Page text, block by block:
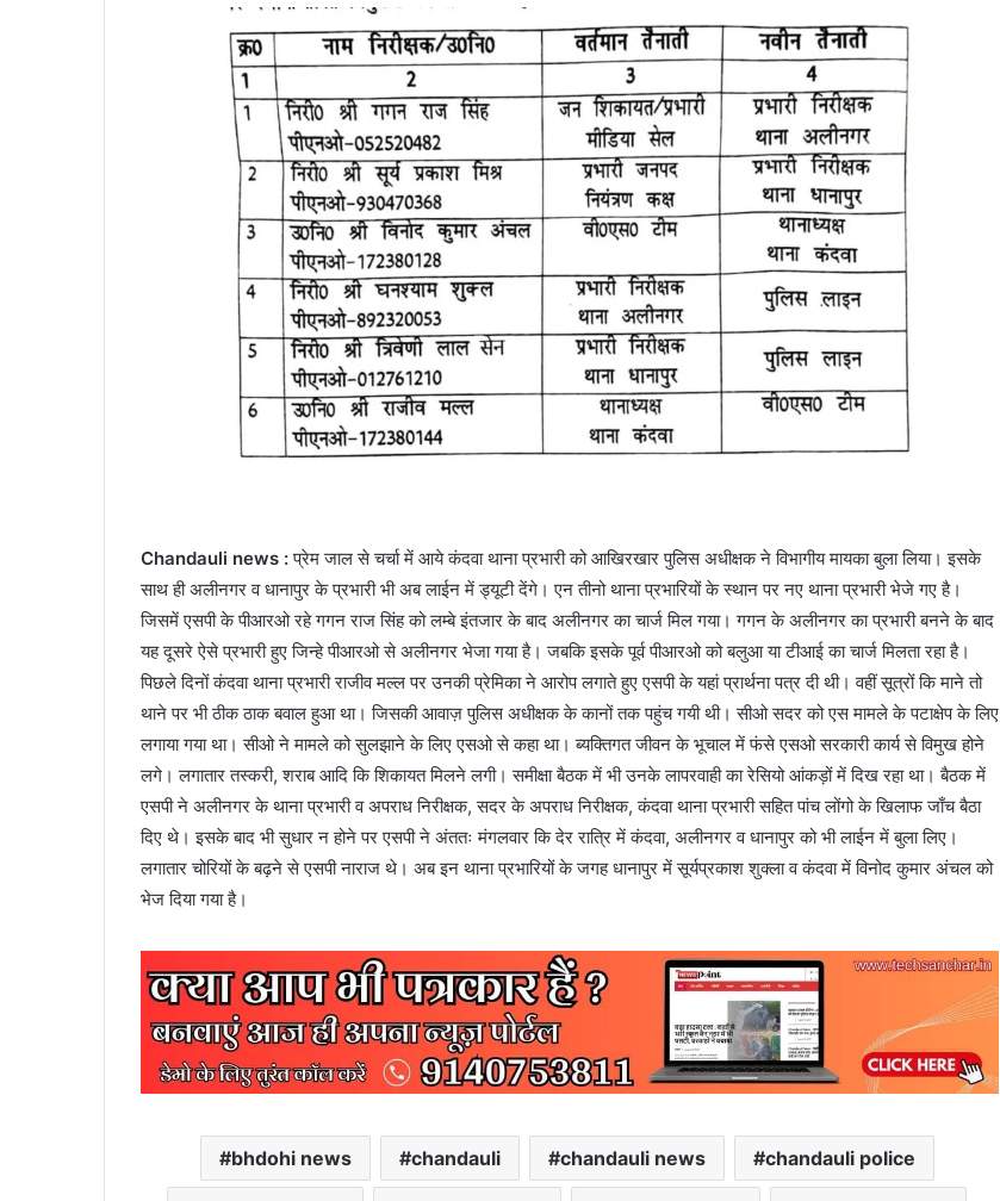
Chandauli news :प्रेम जाल से चर्चा में आये कंदवा थाना प्रभारी को आखिरखार पुलिस अधीक्षक ने विभागीय मायका बुला लिया। इसके
साथ ही अलीनगर व धानापुर के प्रभारी भी अब लाईन में ड्यूटी देंगे। एन तीनो थाना प्रभारियों के स्थान पर नए थाना प्रभारी भेजे गए है।
जिसमें एसपी के पीआरओ रहे गगन राज सिंह को लम्बे इंतजार के बाद अलीनगर का चार्ज मिल गया। गगन के अलीनगर का प्रभारी बनने के बाद
यह दूसरे ऐसे प्रभारी हुए जिन्हे पीआरओ से अलीनगर भेजा गया है। जबकि इसके पूर्व पीआरओ को बलुआ या टीआई का चार्ज मिलता रहा है।
पिछले दिनों कंदवा थाना प्रभारी राजीव मल्ल पर उनकी प्रेमिका ने आरोप लगाते हुए एसपी के यहां प्रार्थना पत्र दी थी। वहीं सूत्रों कि माने तो
थाने पर भी ठीक ठाक बवाल हुआ था। जिसकी आवाज़ पुलिस अधीक्षक के कानों तक पहुंच गयी थी। सीओ सदर को एस मामले के पटाक्षेप के लिए
लगाया गया था। सीओ ने मामले को सुलझाने के लिए एसओ से कहा था। ब्यक्तिगत जीवन के भूचाल में फंसे एसओ सरकारी कार्य से विमुख होने
लगे। लगातार तस्करी, शराब आदि कि शिकायत मिलने लगी। समीक्षा बैठक में भी उनके लापरवाही का रेसियो आंकड़ों में दिख रहा था। बैठक में
एसपी ने अलीनगर के थाना प्रभारी व अपराध निरीक्षक, सदर के अपराध निरीक्षक, कंदवा थाना प्रभारी सहित पांच लोंगो के खिलाफ जाँच बैठा
दिए थे। इसके बाद भी सुधार न होने पर एसपी ने अंततः मंगलवार कि देर रात्रि में कंदवा, अलीनगर व धानापुर को भी लाईन में बुला लिए।
लगातार चोरियों के बढ़ने से एसपी नाराज थे। अब इन थाना प्रभारियों के जगह धानापुर में सूर्यप्रकाश शुक्ला व कंदवा में विनोद कुमार अंचल को
भेज दिया गया है।
bhdohi news chandauli chandauli news chandauli police